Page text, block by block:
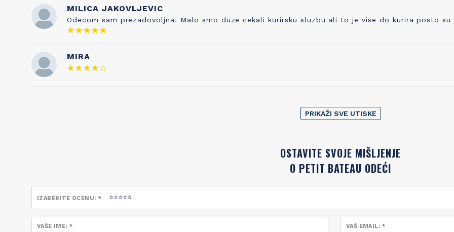
MILICA JAKOVLJEVIC
Odecom sam prezadovoljna. Malo smo duze cekali kurirsku sluzbu ali to je vise do kurira posto
MIRA
PRIKAŽI SVE UTISKE
OSTAVITE SVOJE MIŠLJENJE
O PETIT BATEAU ODEĆI
IZABERITE OCENU: *
VAŠE IME: * VAŠ EMAIL: *
je njegova supruga pevala njihovoj deci. I
tako su brend i ova pesmica postale
neraskidivo povezane!